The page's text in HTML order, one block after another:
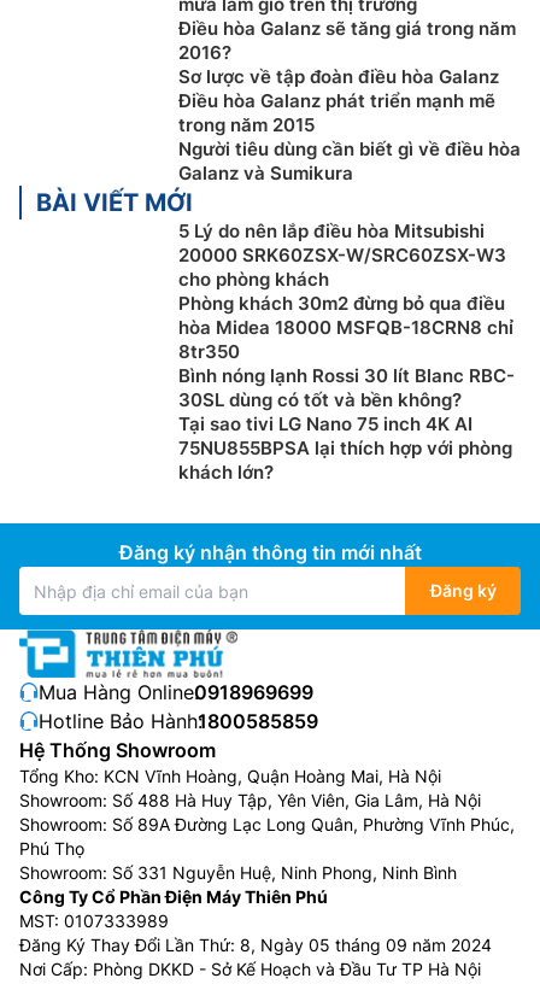
Điều hòa Galanz sẽ tăng giá trong năm
2016?
Sơ lược về tập đoàn điều hòa Galanz
Điều hòa Galanz phát triển mạnh mẽ
trong năm 2015
Người tiêu dùng cần biết gì về điều hòa
Galanz và Sumikura
BÀI VIẾT MỚI
5 Lý do nên lắp điều hòa Mitsubishi
20000 SRK60ZSX-W/SRC60ZSX-W3
cho phòng khách
Phòng khách 30m2 đừng bỏ qua điều
hòa Midea 18000 MSFQB-18CRN8 chỉ
8tr350
Bình nóng lạnh Rossi 30 lít Blanc RBC-
30SL dùng có tốt và bền không?
Tại sao tivi LG Nano 75 inch 4K AI
75NU855BPSA lại thích hợp với phòng
khách lớn?
Đăng ký nhận thông tin mới nhất
Đăng ký
Mua Hàng Online:0918969699
Hotline Bảo Hành:1800585859
Hệ Thống Showroom
Tổng Kho: KCN Vĩnh Hoàng, Quận Hoàng Mai, Hà Nội
Showroom: Số 488 Hà Huy Tập, Yên Viên, Gia Lâm, Hà Nội
Showroom: Số 89A Đường Lạc Long Quân, Phường Vĩnh Phúc,
Phú Thọ
Showroom: Số 331 Nguyễn Huệ, Ninh Phong, Ninh Bình
Công Ty Cổ Phần Điện Máy Thiên Phú
MST: 0107333989
Đăng Ký Thay Đổi Lần Thứ: 8, Ngày 05 tháng 09 năm 2024
Nơi Cấp: Phòng DKKD - Sở Kế Hoạch và Đầu Tư TP Hà Nội